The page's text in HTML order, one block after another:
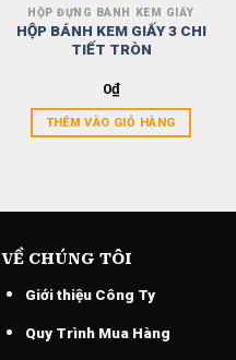
HỘP ĐỰNG BÁNH KEM GIẤY
HỘP BÁNH KEM GIẤY 3 CHI
TIẾT TRÒN
0₫
THÊM VÀO GIỎ HÀNG
VỀ CHÚNG TÔI
Giới thiệu Công Ty
Quy Trình Mua Hàng